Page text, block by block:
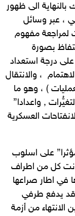
بالنهاية الى ظهور
، عبر وسائل
لمراجعة مفهوم
بصورة
درجة استعداد
، والانتقال
) ، وهو ما
, واعدادا”
العسكرية
على اسلوب
كل من اطراف
في اطار صراعها
قد يدفع طرفي
الانتهاء من أزمة